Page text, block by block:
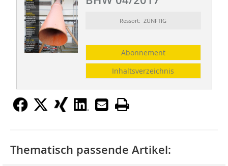
Ressort: ZÜNFTIG
Abonnement
Inhaltsverzeichnis
Thematisch passende Artikel: